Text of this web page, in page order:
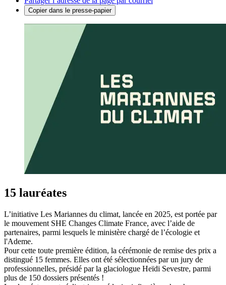
Copier dans le presse-papier
15 lauréates
L’initiative Les Mariannes du climat, lancée en 2025, est portée par
le mouvement SHE Changes Climate France, avec l’aide de
partenaires, parmi lesquels le ministère chargé de l’écologie et
l'Ademe.
Pour cette toute première édition, la cérémonie de remise des prix a
distingué 15 femmes. Elles ont été sélectionnées par un jury de
professionnelles, présidé par la glaciologue Heïdi Sevestre, parmi
plus de 150 dossiers présentés !